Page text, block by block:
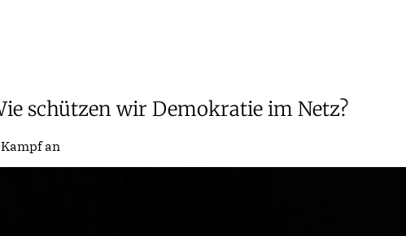
schützen wir Demokratie im Netz?
an